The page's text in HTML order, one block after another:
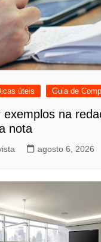
úteis Guia de
exemplos na
nota
agosto 6, 2026